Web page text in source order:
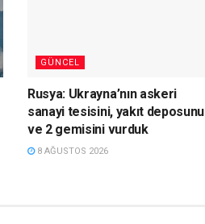
GÜNCEL
Rusya: Ukrayna’nın askeri
sanayi tesisini, yakıt deposunu
ve 2 gemisini vurduk
8 AĞUSTOS 2026